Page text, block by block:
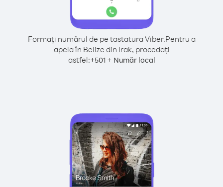
Formați numărul de pe tastatura Viber.Pentru a
apela în Belize din Irak, procedați
astfel:+501+ Număr local